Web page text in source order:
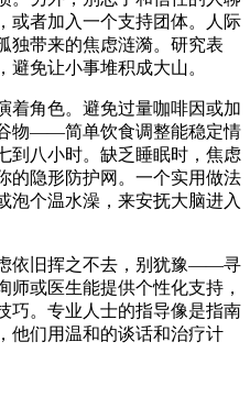
或者加入一个支持团体。人际
独带来的焦虑涟漪。研究表
免让小事堆积成大山。
角色。避免过量咖啡因或加
物——简单饮食调整能稳定情
到八小时。缺乏睡眠时，焦虑
的隐形防护网。一个实用做法
泡个温水澡，来安抚大脑进入
旧挥之不去，别犹豫——寻
或医生能提供个性化支持，
巧。专业人士的指导像是指南
他们用温和的谈话和治疗计